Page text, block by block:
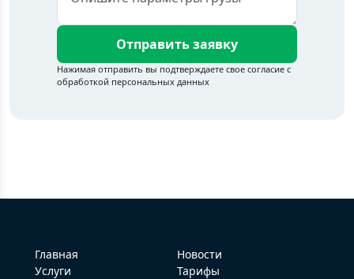
Отправить заявку
Главная
Новости
Услуги
Тарифы